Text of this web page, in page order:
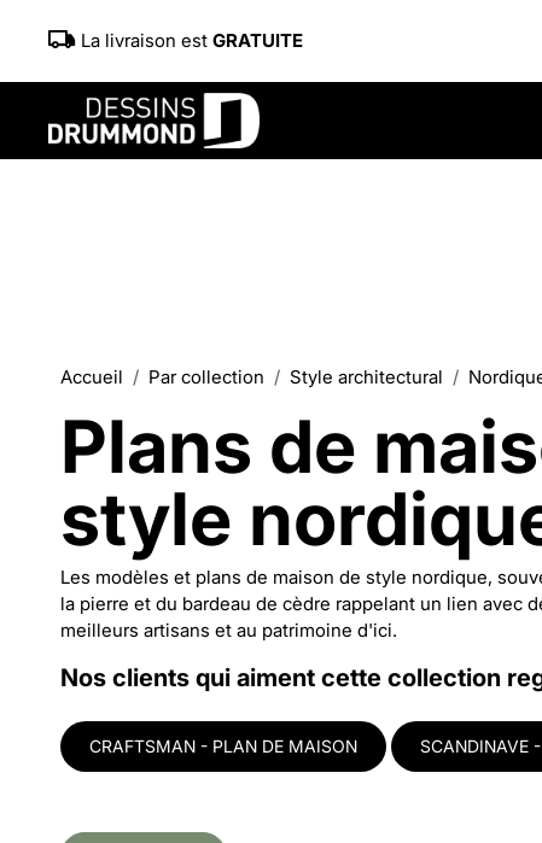
La livraison est GRATUITE
Accueil Par collection Style architectural
Plans de
style
Les modèles et plans de maison de style nordique,
la pierre et du bardeau de cèdre rappelant un lien avec
meilleurs artisans et au patrimoine d'ici.
Nos clients qui aiment cette collection
CRAFTSMAN - PLAN DE MAISON SCANDINAVE